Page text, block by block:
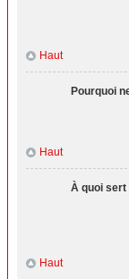
Haut
Pourquoi
Haut
À quoi sert
Haut